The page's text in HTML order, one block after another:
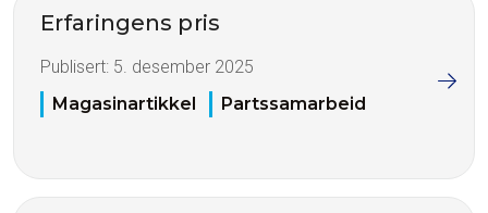
Erfaringens pris
Publisert: 5. desember 2025
Magasinartikkel
Partssamarbeid